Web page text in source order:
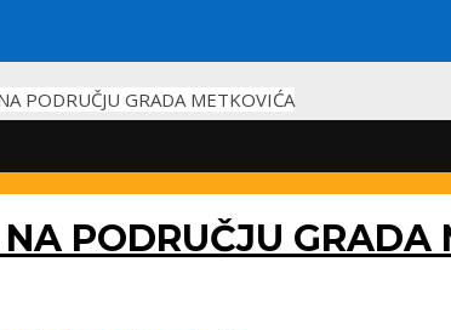
PODRUČJU GRADA METKOVIĆA
PODRUČJU GRADA